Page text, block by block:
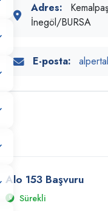
Adres:
İnegöl/BURSA
E-posta:
Alo 153 Başvuru
Sürekli